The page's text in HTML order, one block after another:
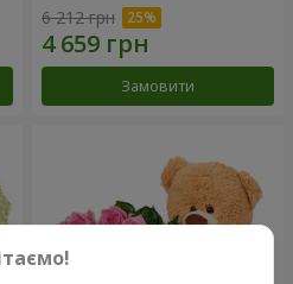
6 212 грн
Замовити